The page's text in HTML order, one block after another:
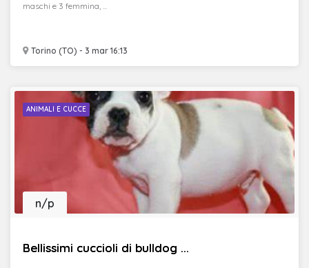
Torino (TO) - 3 mar 16:13
maschi e 3 femmina, ...
ANIMALI E CUCCE
Bellissimi cuccioli di bulldog ...
n/p